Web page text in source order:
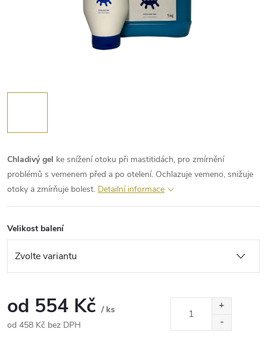
Chladivý gel ke snížení otoku při mastitidách, pro zmírnění
problémů s vemenem před a po otelení. Ochlazuje vemeno, snižuje
otoky a zmírňuje bolest. Detailní informace
Velikost balení
od 554 Kč / ks
od 458 Kč bez DPH